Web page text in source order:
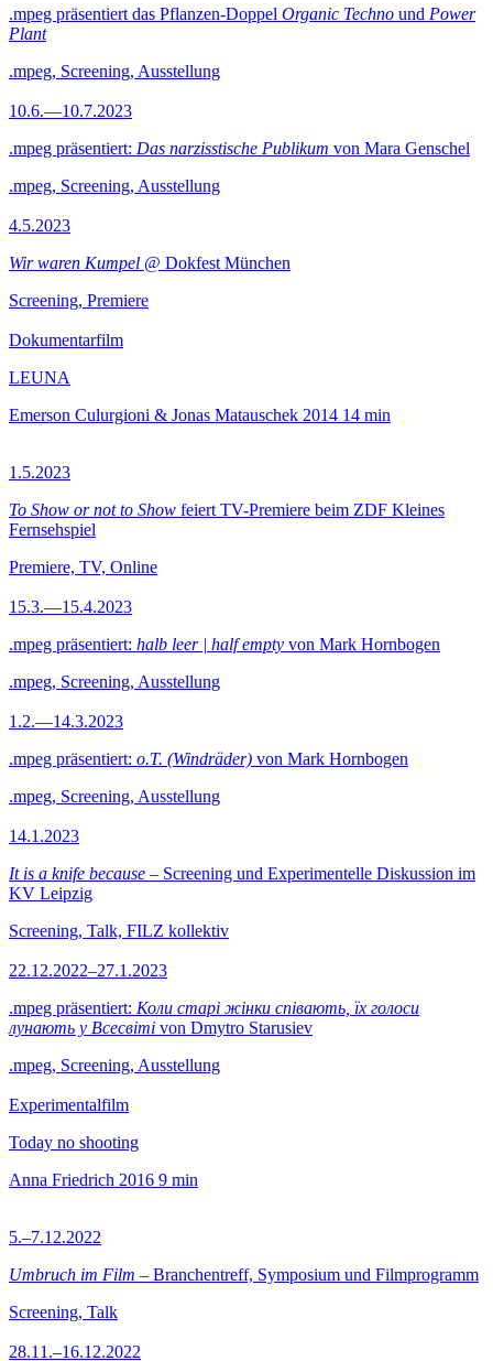
.mpeg präsentiert das Pflanzen-Doppel Organic Techno und Power
Plant
.mpeg, Screening, Ausstellung
10.6.—10.7.2023
.mpeg präsentiert: Das narzisstische Publikum von Mara Genschel
.mpeg, Screening, Ausstellung
4.5.2023
Wir waren Kumpel @ Dokfest München
Screening, Premiere
Dokumentarfilm
LEUNA
Emerson Culurgioni & Jonas Matauschek 2014 14 min
1.5.2023
To Show or not to Show feiert TV-Premiere beim ZDF Kleines
Fernsehspiel
Premiere, TV, Online
15.3.—15.4.2023
.mpeg präsentiert: halb leer | half empty von Mark Hornbogen
.mpeg, Screening, Ausstellung
1.2.—14.3.2023
.mpeg präsentiert: o.T. (Windräder) von Mark Hornbogen
.mpeg, Screening, Ausstellung
14.1.2023
It is a knife because – Screening und Experimentelle Diskussion im
KV Leipzig
Screening, Talk, FILZ kollektiv
22.12.2022–27.1.2023
.mpeg präsentiert: Коли старі жінки співають, їх голоси
лунають у Всесвіті von Dmytro Starusiev
.mpeg, Screening, Ausstellung
Experimentalfilm
Today no shooting
Anna Friedrich 2016 9 min
5.–7.12.2022
Umbruch im Film – Branchentreff, Symposium und Filmprogramm
Screening, Talk
28.11.–16.12.2022